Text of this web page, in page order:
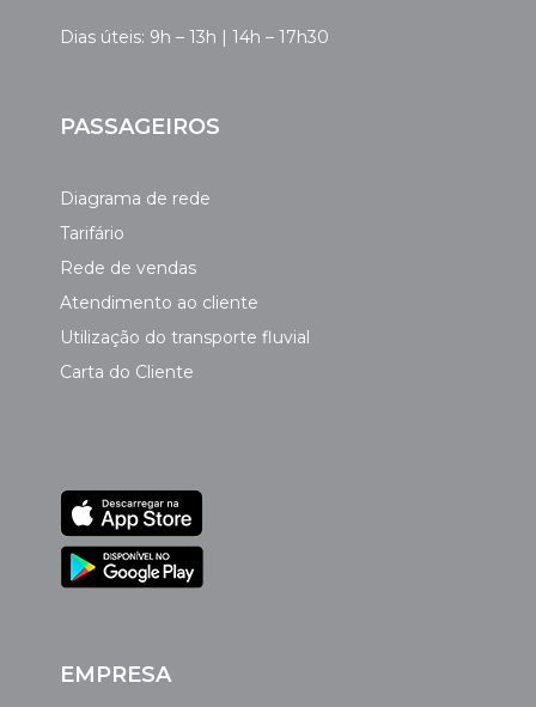
Dias úteis: 9h – 13h | 14h – 17h30
PASSAGEIROS
Diagrama de rede
Tarifário
Rede de vendas
Atendimento ao cliente
Utilização do transporte fluvial
Carta do Cliente
EMPRESA